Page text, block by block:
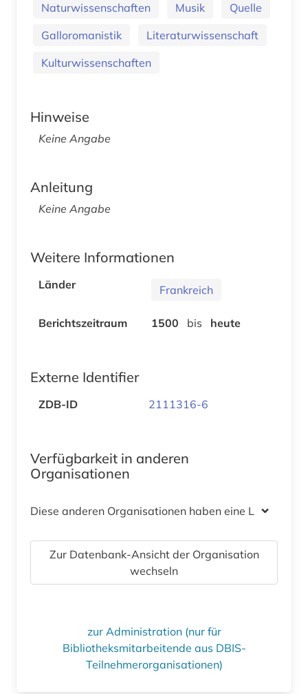
Naturwissenschaften
Musik
Quelle
Galloromanistik
Literaturwissenschaft
Kulturwissenschaften
Hinweise
Keine Angabe
Anleitung
Keine Angabe
Weitere Informationen
Länder Frankreich
Berichtszeitraum 1500 bis heute
Externe Identifier
ZDB-ID 2111316-6
Verfügbarkeit in anderen
Organisationen
Diese anderen Organisationen haben eine Lizenz
Zur Datenbank-Ansicht der Organisation
wechseln
zur Administration (nur für
Bibliotheksmitarbeitende aus DBIS-
Teilnehmerorganisationen)